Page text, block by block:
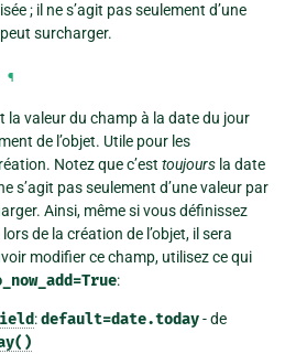
; il ne s’agit pas seulement d’une
surcharger.
¶
valeur du champ à la date du jour
de l’objet. Utile pour les
Notez que c’est toujoursla date
s’agit pas seulement d’une valeur par
Ainsi, même si vous définissez
de la création de l’objet, il sera
modifier ce champ, utilisez ce qui
:
:default=date.today- de